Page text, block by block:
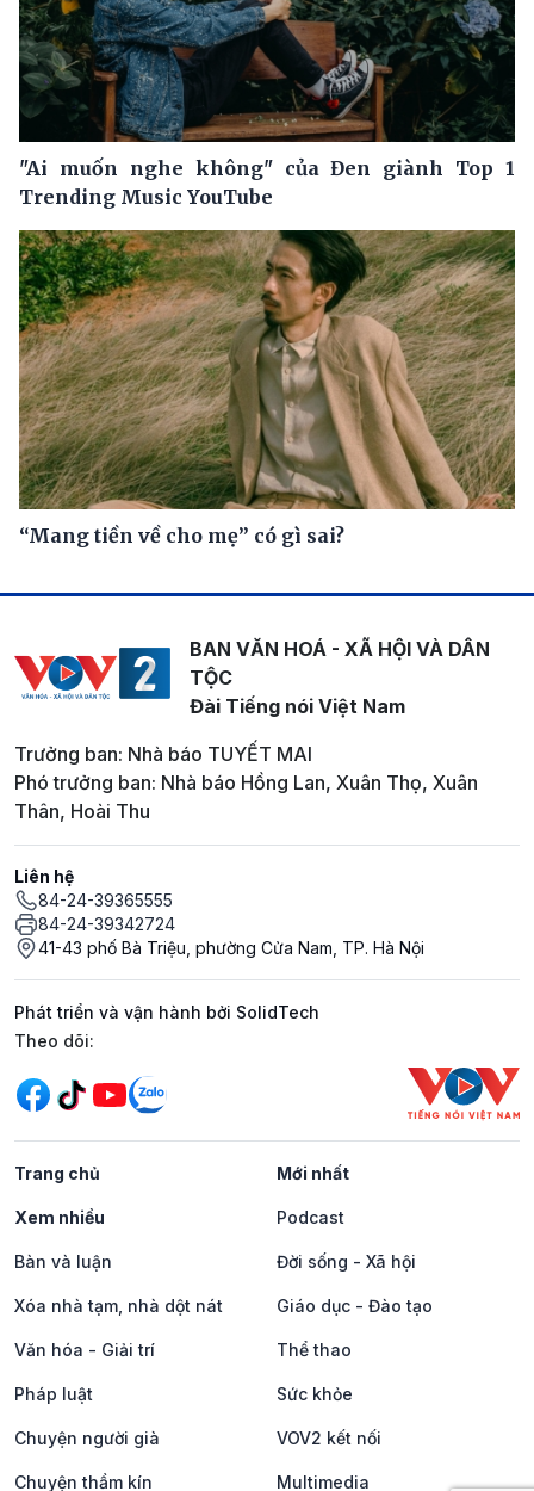
"Ai muốn nghe không" của Đen giành Top 1
Trending Music YouTube
“Mang tiền về cho mẹ” có gì sai?
BAN VĂN HOÁ - XÃ HỘI VÀ DÂN
TỘC
Đài Tiếng nói Việt Nam
Trưởng ban: Nhà báo TUYẾT MAI
Phó trưởng ban: Nhà báo Hồng Lan, Xuân Thọ, Xuân
Thân, Hoài Thu
Liên hệ
84-24-39365555
84-24-39342724
41-43 phố Bà Triệu, phường Cửa Nam, TP. Hà Nội
Phát triển và vận hành bởi SolidTech
Mạng xã hội
Theo dõi:
Trang chủ Mới nhất
Xem nhiều Podcast
Bàn và luận Đời sống - Xã hội
Xóa nhà tạm, nhà dột nát Giáo dục - Đào tạo
Văn hóa - Giải trí Thể thao
Pháp luật Sức khỏe
Chuyện người già VOV2 kết nối
Chuyện thầm kín Multimedia